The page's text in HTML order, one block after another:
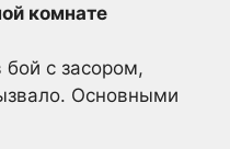
комнате
с засором,
Основными